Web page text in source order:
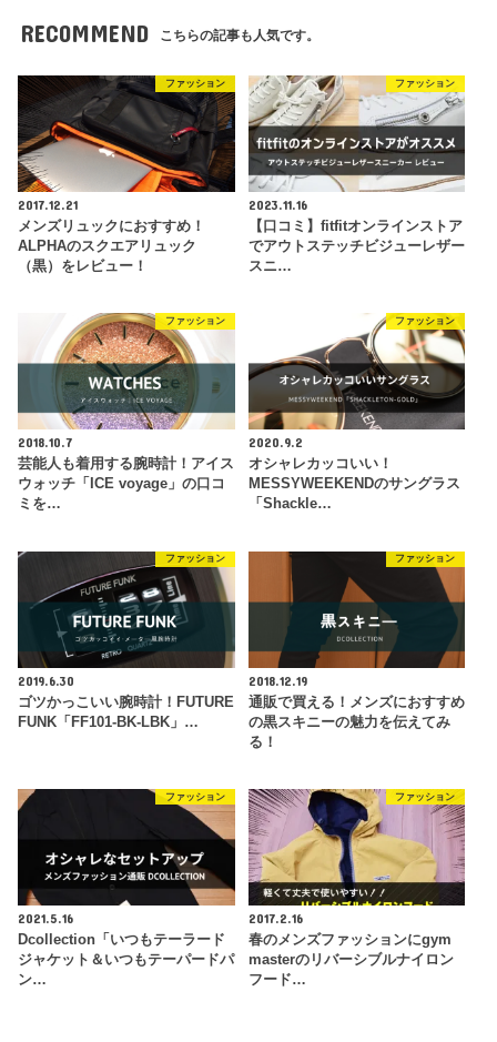
RECOMMEND こちらの記事も人気です。
ファッション
2017.12.21
メンズリュックにおすすめ！
ALPHAのスクエアリュック
（黒）をレビュー！
ファッション
2023.11.16
【口コミ】fitfitオンラインストア
でアウトステッチビジューレザー
スニ…
ファッション
2018.10.7
芸能人も着用する腕時計！アイス
ウォッチ「ICE voyage」の口コ
ミを…
ファッション
2020.9.2
オシャレカッコいい！
MESSYWEEKENDのサングラス
「Shackle…
ファッション
2019.6.30
ゴツかっこいい腕時計！FUTURE
FUNK「FF101-BK-LBK」…
ファッション
2018.12.19
通販で買える！メンズにおすすめ
の黒スキニーの魅力を伝えてみ
る！
ファッション
2021.5.16
Dcollection「いつもテーラード
ジャケット＆いつもテーパードパ
ン…
ファッション
2017.2.16
春のメンズファッションにgym
masterのリバーシブルナイロン
フード…